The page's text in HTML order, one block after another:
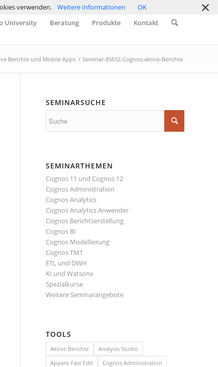
University Beratung Produkte Kontakt
Berichte und Mobile Apps / Seminar-85632-Cognos-aktive-Berichte
SEMINARSUCHE
SEMINARTHEMEN
Cognos 11 und Cognos 12
Cognos Administration
Cognos Analytics
Cognos Analytics Anwender
Cognos Berichtserstellung
Cognos BI
Cognos Modellierung
Cognos TM1
ETL und DWH
KI und Watsonx
Spezialkurse
Weitere Seminarangebote
TOOLS
Aktive Berichte
Analysis Studio
Apparo Fast Edit
Cognos Administration
verwenden. Weitere Informationen OK